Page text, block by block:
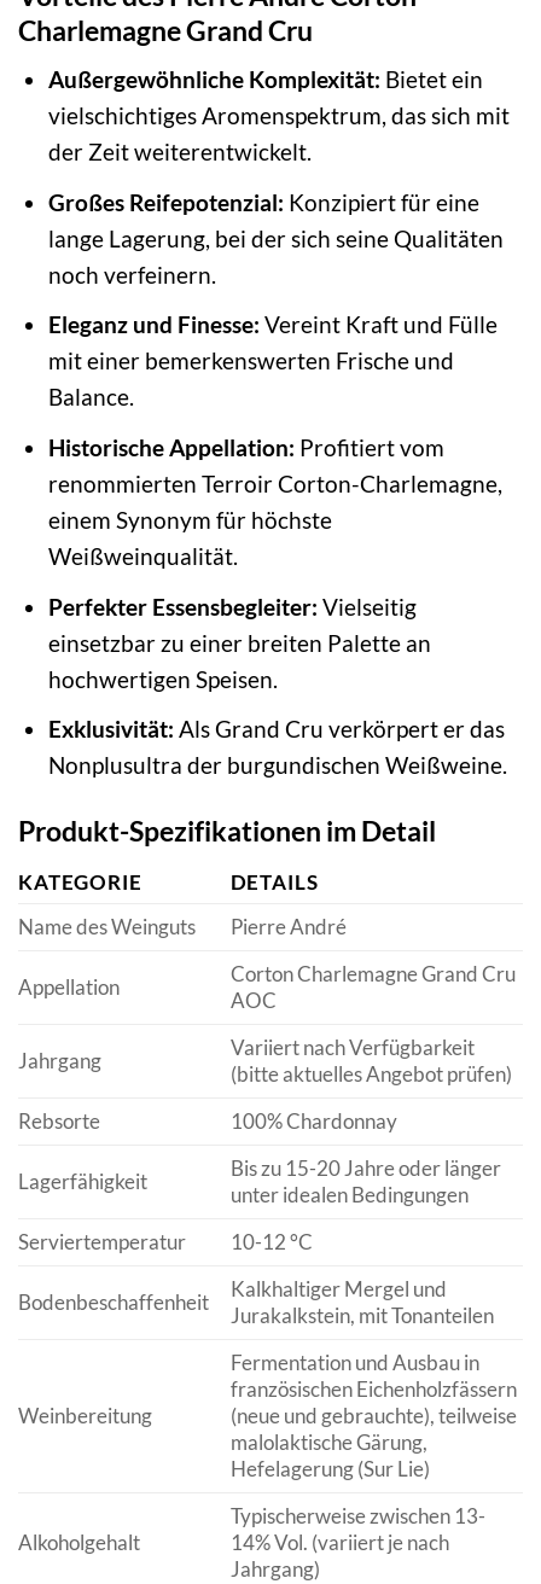
Charlemagne Grand Cru
Außergewöhnliche Komplexität: Bietet ein
vielschichtiges Aromenspektrum, das sich mit
der Zeit weiterentwickelt.
Großes Reifepotenzial: Konzipiert für eine
lange Lagerung, bei der sich seine Qualitäten
noch verfeinern.
Eleganz und Finesse: Vereint Kraft und Fülle
mit einer bemerkenswerten Frische und
Balance.
Historische Appellation: Profitiert vom
renommierten Terroir Corton-Charlemagne,
einem Synonym für höchste
Weißweinqualität.
Perfekter Essensbegleiter: Vielseitig
einsetzbar zu einer breiten Palette an
hochwertigen Speisen.
Exklusivität: Als Grand Cru verkörpert er das
Nonplusultra der burgundischen Weißweine.
Produkt-Spezifikationen im Detail
KATEGORIE
DETAILS
Name des Weinguts
Pierre André
Appellation
Corton Charlemagne Grand Cru
AOC
Jahrgang
Variiert nach Verfügbarkeit
(bitte aktuelles Angebot prüfen)
Rebsorte
100% Chardonnay
Lagerfähigkeit
Bis zu 15-20 Jahre oder länger
unter idealen Bedingungen
Serviertemperatur
10-12 °C
Bodenbeschaffenheit
Kalkhaltiger Mergel und
Jurakalkstein, mit Tonanteilen
Weinbereitung
Fermentation und Ausbau in
französischen Eichenholzfässern
(neue und gebrauchte), teilweise
malolaktische Gärung,
Hefelagerung (Sur Lie)
Alkoholgehalt
Typischerweise zwischen 13-
14% Vol. (variiert je nach
Jahrgang)